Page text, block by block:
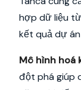
hợp dữ liệu
kết quả dự
Mô hình hoá
đột phá giúp